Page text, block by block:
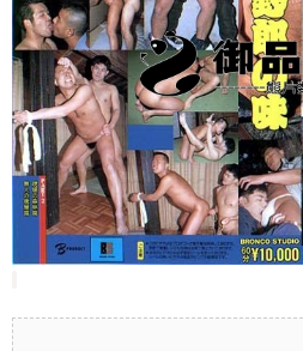
[bull]野郎の味
当前隐藏内容需要支付100
立刻注册 0 收藏